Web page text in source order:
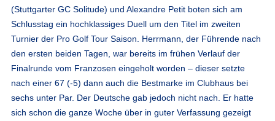
(Stuttgarter GC Solitude) und Alexandre Petit boten sich am
Schlusstag ein hochklassiges Duell um den Titel im zweiten
Turnier der Pro Golf Tour Saison. Herrmann, der Führende nach
den ersten beiden Tagen, war bereits im frühen Verlauf der
Finalrunde vom Franzosen eingeholt worden – dieser setzte
nach einer 67 (-5) dann auch die Bestmarke im Clubhaus bei
sechs unter Par. Der Deutsche gab jedoch nicht nach. Er hatte
sich schon die ganze Woche über in guter Verfassung gezeigt